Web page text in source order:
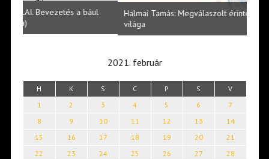
Halmai Tamás: Megválaszolt érintés. Leveles Ibolya költői
2021. február
H K S C P S V
1 2 3 4 5 6
7
8
9 10 11 12 13
14
15
16 17 18 19 20
21
22
23 24 25 26 27 28